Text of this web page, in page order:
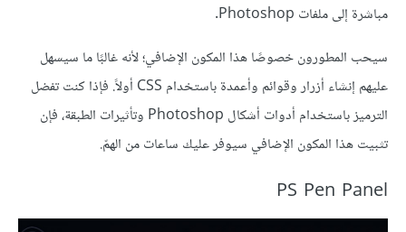
مباشرة إلى ملفات Photoshop.
سيحب المطورون خصوصًا هذا المكون الإضافي؛ لأنه غالبًا ما سيسهل
عليهم إنشاء أزرار وقوائم وأعمدة باستخدام CSS أولاً. فإذا كنت تفضل
الترميز باستخدام أدوات أشكال Photoshop وتأثيرات الطبقة، فإن
تثبيت هذا المكون الإضافي سيوفر عليك ساعات من الهمّ.
PS Pen Panel